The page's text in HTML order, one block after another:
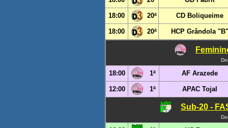
18:00 20ª CD Boliqueime
18:00 20ª HCP Grândola "B"
18:00 1ª AF Arazede
12:00 1ª APAC Tojal
Sub-20 -